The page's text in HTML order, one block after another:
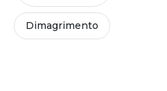
Dimagrimento